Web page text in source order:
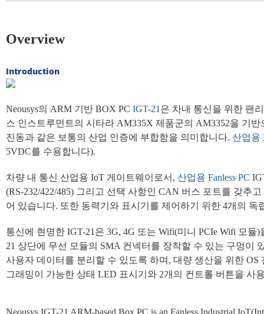
Overview
Introduction
Neousys의 ARM 기반 BOX PC IGT-21은 차내 통신을 위한 팬
스 인스트루먼트의 시타라 AM335X 제품군의 AM3352을 기
진동과 같은 보통의 산업 인증에 부합함을 의미합니다. 산업용
5VDC를 수용합니다).
차량 내 통신 산업용 IoT 게이트웨이로서, 산업용 Fanless PC
(RS-232/422/485) 그리고 선택 사항인 CAN 버스 포트를 갖
어 있습니다. 또한 동력기와 표시기를 제어하기 위한 4개의
통신에 현명한 IGT-21은 3G, 4G 또는 Wifi(미니 PCIe Wifi 모
21 상단에 무선 모듈의 SMA 컨넥터를 장착할 수 있는 구멍이
사용자 데이터를 분리할 수 있도록 하며, 대량 생산을 위한
그래밍이 가능한 상태 LED 표시기와 2개의 컨트롤 버튼을 사